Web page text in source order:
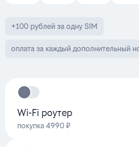
+100 рублей за одну SIM
оплата за каждый дополнительный
Wi-Fi роутер
покупка 4990 ₽